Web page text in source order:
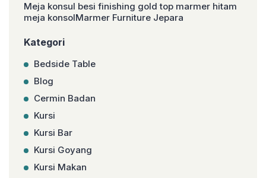
Meja konsul besi finishing gold top marmer hitam
meja konsolMarmer Furniture Jepara
Kategori
Bedside Table
Blog
Cermin Badan
Kursi
Kursi Bar
Kursi Goyang
Kursi Makan